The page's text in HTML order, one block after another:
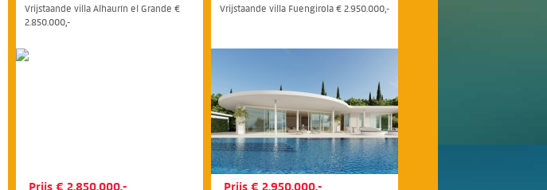
Vrijstaande villa Alhaurín el Grande €
2.850.000,-
Prijs € 2.850.000,-
Vrijstaande villa Fuengirola € 2.950.000,-
Prijs € 2.950.000,-